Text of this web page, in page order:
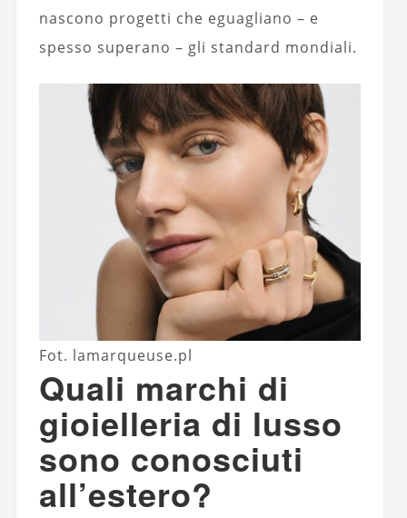
nascono progetti che eguagliano – e
spesso superano – gli standard mondiali.
Fot. lamarqueuse.pl
Quali marchi di
gioielleria di lusso
sono conosciuti
all’estero?